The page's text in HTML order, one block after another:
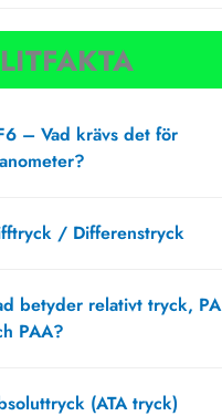
– Vad krävs det för
/ Differenstryck
betyder relativt tryck, PA
PAA?
(ATA tryck)